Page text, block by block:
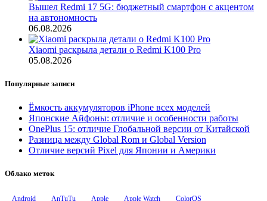
Вышел Redmi 17 5G: бюджетный смартфон с акцентом
на автономность
06.08.2026
Xiaomi раскрыла детали о Redmi K100 Pro
05.08.2026
Популярные записи
Ёмкость аккумуляторов iPhone всех моделей
Японские Айфоны: отличие и особенности работы
OnePlus 15: отличие Глобальной версии от Китайской
Разница между Global Rom и Global Version
Отличие версий Pixel для Японии и Америки
Облако меток
Android AnTuTu Apple Apple Watch
ColorOS